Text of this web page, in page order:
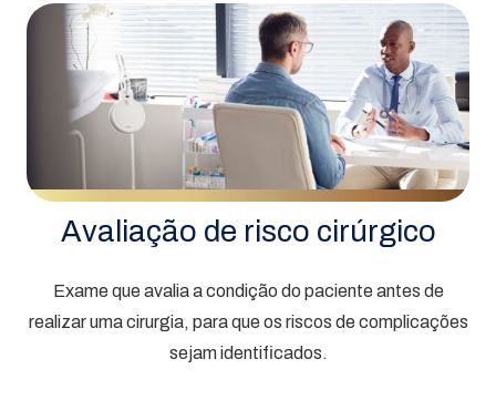
Avaliação de risco cirúrgico
Exame que avalia a condição do paciente antes de
realizar uma cirurgia, para que os riscos de complicações
sejam identificados.